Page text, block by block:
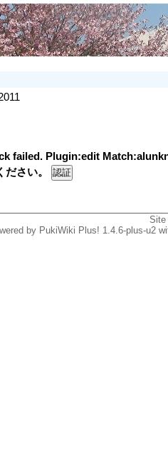
failed. Plugin:edit
ださい。
by PukiWiki Plus! 1.4.6-plus-u2